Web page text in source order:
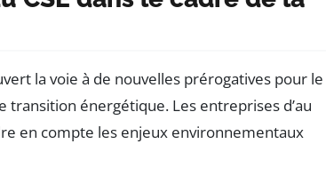
la voie à de nouvelles prérogatives pour le
transition énergétique. Les entreprises d’au
en compte les enjeux environnementaux